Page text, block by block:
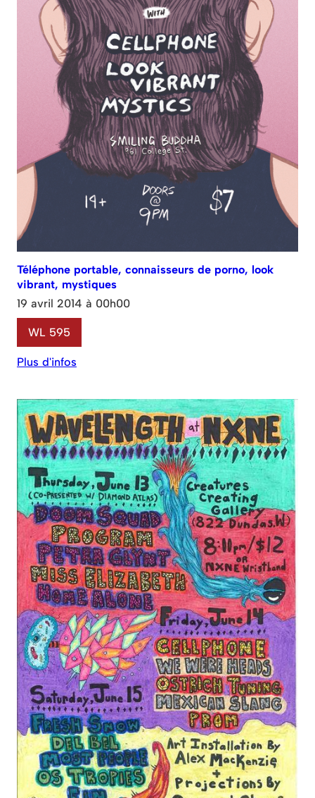
Téléphone portable, connaisseurs de porno, look
vibrant, mystiques
19 avril 2014 à 00h00
WL 595
Plus d'infos